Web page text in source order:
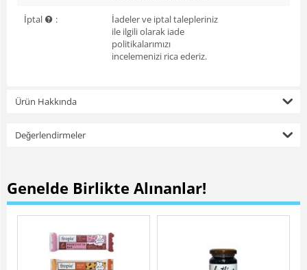
İptal :
İadeler ve iptal talepleriniz
ile ilgili olarak iade
politikalarımızı
incelemenizi rica ederiz.
Ürün Hakkında
Değerlendirmeler
Genelde Birlikte Alınanlar!